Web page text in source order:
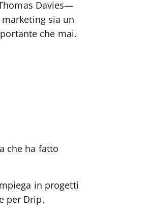
Davies—
sia un
che mai.
che ha fatto
in progetti
per Drip.